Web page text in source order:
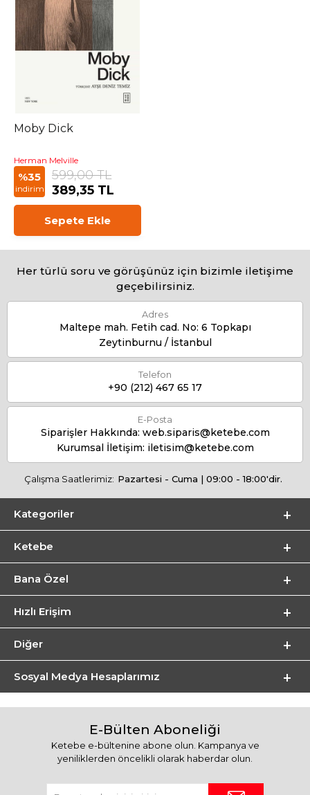
Moby Dick
Herman Melville
%35
indirim
599,00 TL
389,35 TL
Sepete Ekle
Her türlü soru ve görüşünüz için bizimle iletişime
geçebilirsiniz.
Adres
Maltepe mah. Fetih cad. No: 6 Topkapı
Zeytinburnu / İstanbul
Telefon
+90 (212) 467 65 17
E-Posta
Siparişler Hakkında: web.siparis@ketebe.com
Kurumsal İletişim: iletisim@ketebe.com
Çalışma Saatlerimiz: Pazartesi - Cuma | 09:00 - 18:00'dir.
Kategoriler
Ketebe
Bana Özel
Hızlı Erişim
Diğer
Sosyal Medya Hesaplarımız
E-Bülten Aboneliği
Ketebe e-bültenine abone olun. Kampanya ve
yeniliklerden öncelikli olarak haberdar olun.